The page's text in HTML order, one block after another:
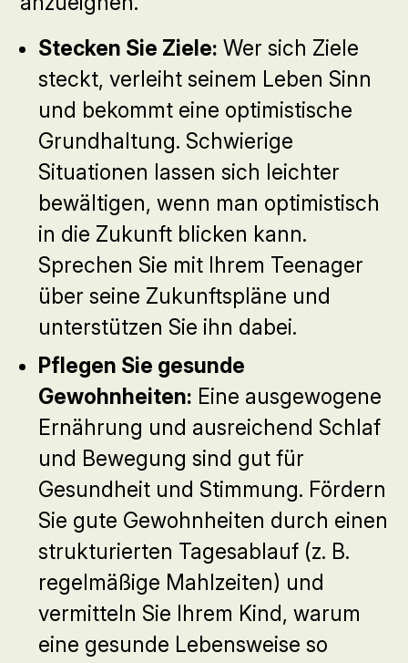
Stecken Sie Ziele: Wer sich Ziele
steckt, verleiht seinem Leben Sinn
und bekommt eine optimistische
Grundhaltung. Schwierige
Situationen lassen sich leichter
bewältigen, wenn man optimistisch
in die Zukunft blicken kann.
Sprechen Sie mit Ihrem Teenager
über seine Zukunftspläne und
unterstützen Sie ihn dabei.
Pflegen Sie gesunde
Gewohnheiten: Eine ausgewogene
Ernährung und ausreichend Schlaf
und Bewegung sind gut für
Gesundheit und Stimmung. Fördern
Sie gute Gewohnheiten durch einen
strukturierten Tagesablauf (z. B.
regelmäßige Mahlzeiten) und
vermitteln Sie Ihrem Kind, warum
eine gesunde Lebensweise so